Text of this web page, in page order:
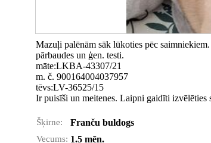
Mazuļi palēnām sāk lūkoties pēc
pārbaudes un ģen. testi.
māte:LKBA-43307/21
m. č. 900164004037957
tēvs:LV-36525/15
Ir puisīši un meitenes. Laipni gaidīti izvēlēties
Šķirne: Franču buldogs
Vecums: 1.5 mēn.